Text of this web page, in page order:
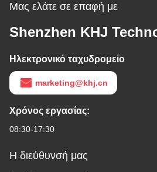
Μας ελάτε σε επαφή με
Shenzhen KHJ
Ηλεκτρονικό ταχυδρομείο
marketing@khj.cn
Χρόνος εργασίας:
08:30-17:30
Η διεύθυνσή μας